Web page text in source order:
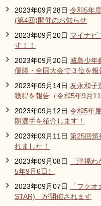
2023年09月28日 令和5年
(第4回)開催のお知らせ
2023年09月20日 マイナビ
す！！
2023年09月20日 城島少年
優勝・全国大会で３位を報
2023年09月14日 友永和子
獲得を報告（令和5年9月11
2023年09月12日 令和5年
朗選手を紹介します！
2023年09月11日 第25回筑
れました！
2023年09月08日
「津福
5年9月6日）
2023年09月07日
「フク
STAR)」が開催されます